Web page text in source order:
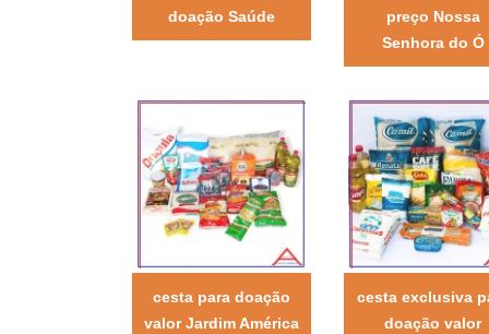
doação Saúde
preço Nossa
Senhora do Ó
cesta para doação
valor Jardim América
cesta exclusiva
doação valor